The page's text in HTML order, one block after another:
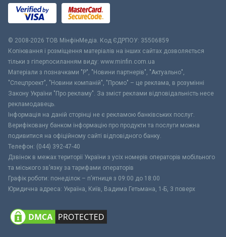
© 2008-2026 ТОВ МiнфiнМедiа. Код ЄДРПОУ: 35506859
Копіювання і розміщення матеріалів на інших сайтах дозволяється
тільки з гіперпосиланням виду: www.minfin.com.ua
Матеріали з позначками "Р", "Новини партнерів", "Актуально",
"Спецпроект", "Новини компаній", "Промо" – це реклама, в розумінні
Закону України "Про рекламу". За зміст реклами відповідальність несе
рекламодавець.
Інформація на даній сторінці не є рекламою банківських послуг.
Верифіковану банком інформацію про продукти та послуги можна
подивитися на офіційному сайті відповідного банку.
Телефон: (044) 392-47-40
Дзвінок в межах території України з усіх номерів операторів мобільного
та міського зв’язку за тарифами операторів
Графік роботи: понеділок – п’ятниця з 09:00 до 18:00
Юридична адреса: Україна, Київ, Вадима Гетьмана, 1-Б, 3 поверх